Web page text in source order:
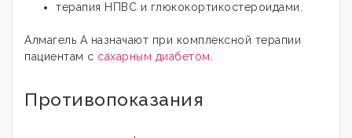
терапия НПВС и глюкокортикостероидами.
Алмагель А назначают при комплексной терапии
пациентам с сахарным диабетом.
Противопоказания